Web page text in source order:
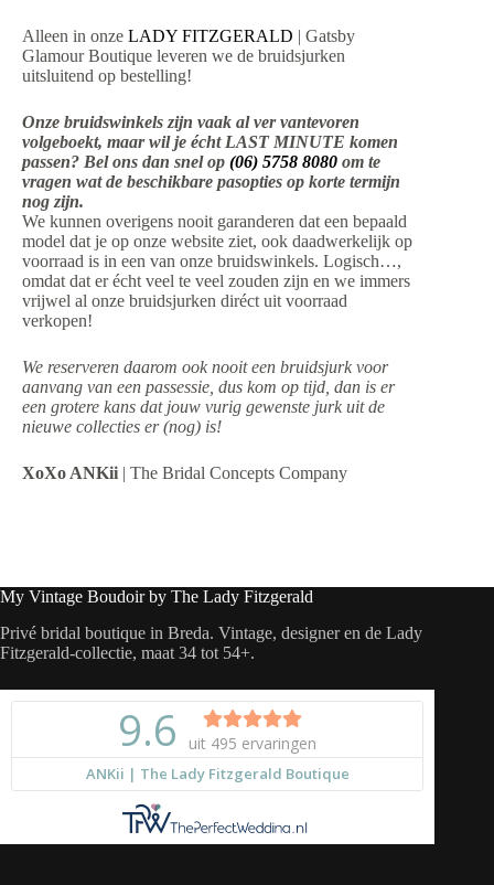
Alleen in onze LADY FITZGERALD | Gatsby
Glamour Boutique leveren we de bruidsjurken
uitsluitend op bestelling!
Onze bruidswinkels zijn vaak al ver vantevoren
volgeboekt, maar wil je écht LAST MINUTE komen
passen? Bel ons dan snel op (06) 5758 8080 om te
vragen wat de beschikbare pasopties op korte termijn
nog zijn.
We kunnen overigens nooit garanderen dat een bepaald
model dat je op onze website ziet, ook daadwerkelijk op
voorraad is in een van onze bruidswinkels. Logisch…,
omdat dat er écht veel te veel zouden zijn en we immers
vrijwel al onze bruidsjurken diréct uit voorraad
verkopen!
We reserveren daarom ook nooit een bruidsjurk voor
aanvang van een passessie, dus kom op tijd, dan is er
een grotere kans dat jouw vurig gewenste jurk uit de
nieuwe collecties er (nog) is!
XoXo ANKii | The Bridal Concepts Company
My Vintage Boudoir by The Lady Fitzgerald
Privé bridal boutique in Breda. Vintage, designer en de Lady
Fitzgerald-collectie, maat 34 tot 54+.